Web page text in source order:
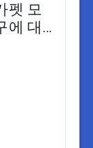
펫 모
에 대
리무